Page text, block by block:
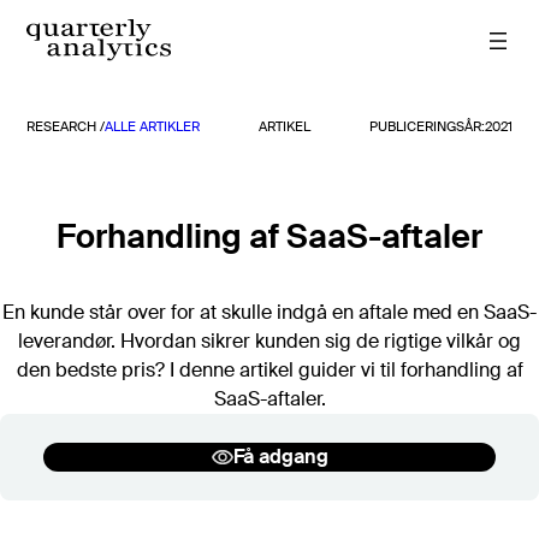
Rapporter Alle rapporter
2026
2024
2023
2022
2020
RESEARCH /ALLE ARTIKLER ARTIKEL PUBLICERINGSÅR:2021
Forhandling af SaaS-aftaler
En kunde står over for at skulle indgå en aftale med en SaaS-
leverandør. Hvordan sikrer kunden sig de rigtige vilkår og
den bedste pris? I denne artikel guider vi til forhandling af
SaaS-aftaler.
Få adgang